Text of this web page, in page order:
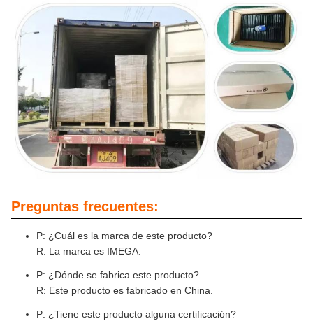
Preguntas frecuentes:
P: ¿Cuál es la marca de este producto?
R: La marca es IMEGA.
P: ¿Dónde se fabrica este producto?
R: Este producto es fabricado en China.
P: ¿Tiene este producto alguna certificación?